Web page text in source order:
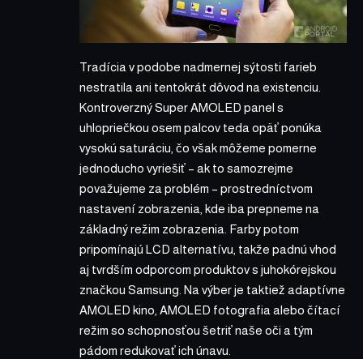
Tradícia v podobe nadmernej sýtosti farieb
nestratila ani tentokrát dôvod na existenciu.
Kontroverzný Super AMOLED panel s
uhlopriečkou osem palcov teda opäť ponúka
vysokú saturáciu, čo však môžeme pomerne
jednoducho vyriešiť – ak to samozrejme
považujeme za problém – prostredníctvom
nastavení zobrazenia, kde iba prepneme na
základný režim zobrazenia. Farby potom
pripomínajú LCD alternatívu, takže padnú vhod
aj tvrdším odporcom produktov s juhokórejskou
značkou Samsung. Na výber je taktiež adaptívne
AMOLED kino, AMOLED fotografia alebo čítací
režim so schopnosťou šetriť naše oči a tým
pádom redukovať ich únavu.